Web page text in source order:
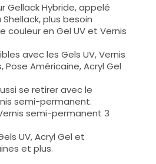
Gellack Hybride, appelé
Shellack, plus besoin
couleur en Gel UV et Vernis
avec les Gels UV, Vernis
Américaine, Acryl Gel
se retirer avec le
semi-permanent.
semi-permanent 3
UV, Acryl Gel et
et plus.